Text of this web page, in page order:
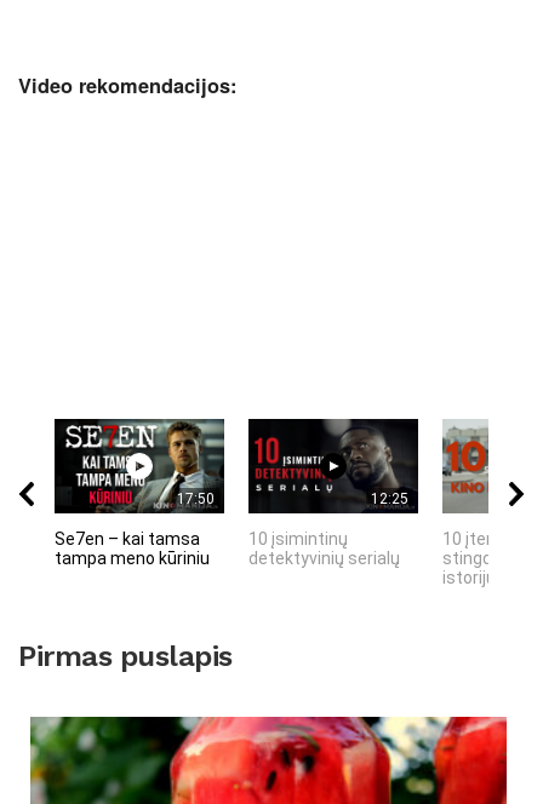
Video rekomendacijos:
17:50
Se7en – kai tamsa
tampa meno kūriniu
12:25
10 įsimintinų
detektyvinių serialų
10 įtemptų,
stingdančių
istorijų
Pirmas puslapis